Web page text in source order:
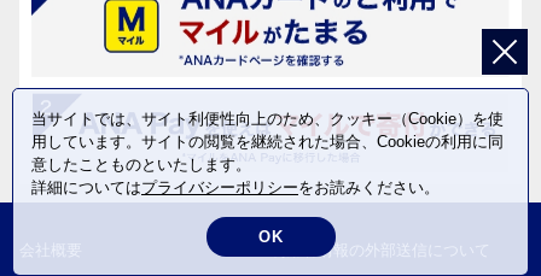
会社概要
利用者情報の外部送信について
当サイトでは、サイト利便性向上のため、クッキー（Cookie）を使
用しています。サイトの閲覧を継続された場合、Cookieの利用に同
意したことものといたします。
詳細についてはプライバシーポリシーをお読みください。
OK